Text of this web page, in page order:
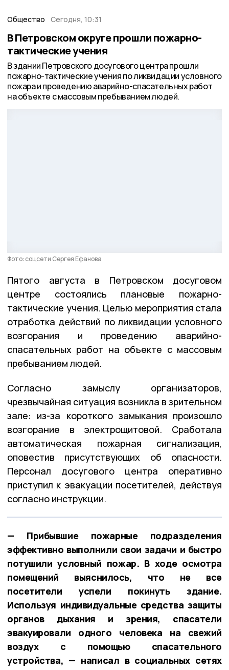
Общество Сегодня, 10:31
В Петровском округе прошли пожарно-
тактические учения
В здании Петровского досугового центра прошли
пожарно-тактические учения по ликвидации условного
пожара и проведению аварийно-спасательных работ
на объекте с массовым пребыванием людей.
Фото: соцсети Сергея Ефанова
Пятого августа в Петровском досуговом
центре состоялись плановые пожарно-
тактические учения. Целью мероприятия стала
отработка действий по ликвидации условного
возгорания и проведению аварийно-
спасательных работ на объекте с массовым
пребыванием людей.
Согласно замыслу организаторов,
чрезвычайная ситуация возникла в зрительном
зале: из-за короткого замыкания произошло
возгорание в электрощитовой. Сработала
автоматическая пожарная сигнализация,
оповестив присутствующих об опасности.
Персонал досугового центра оперативно
приступил к эвакуации посетителей, действуя
согласно инструкции.
— Прибывшие пожарные подразделения
эффективно выполнили свои задачи и быстро
потушили условный пожар. В ходе осмотра
помещений выяснилось, что не все
посетители успели покинуть здание.
Используя индивидуальные средства защиты
органов дыхания и зрения, спасатели
эвакуировали одного человека на свежий
воздух с помощью спасательного
устройства, — написал в социальных сетях